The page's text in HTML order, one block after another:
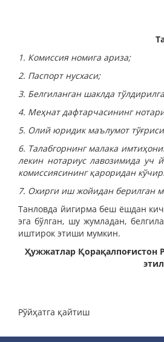
1. Комиссия номига ариза;
2. Паспорт нусхаси;
3. Белгиланган шаклда
4. Меҳнат дафтарчасининг
5. Олий юридик маълумот
6. Талабгорнинг малака
лекин нотариус лавозимида уч
комиссиясининг қароридан
7. Охирги иш жойидан берилган
Танловда йигирма беш ёшдан
эга бўлган, шу жумладан,
иштирок этиши мумкин.
Ҳужжатлар Қорақалпоғистон
Рўйҳатга қайтиш